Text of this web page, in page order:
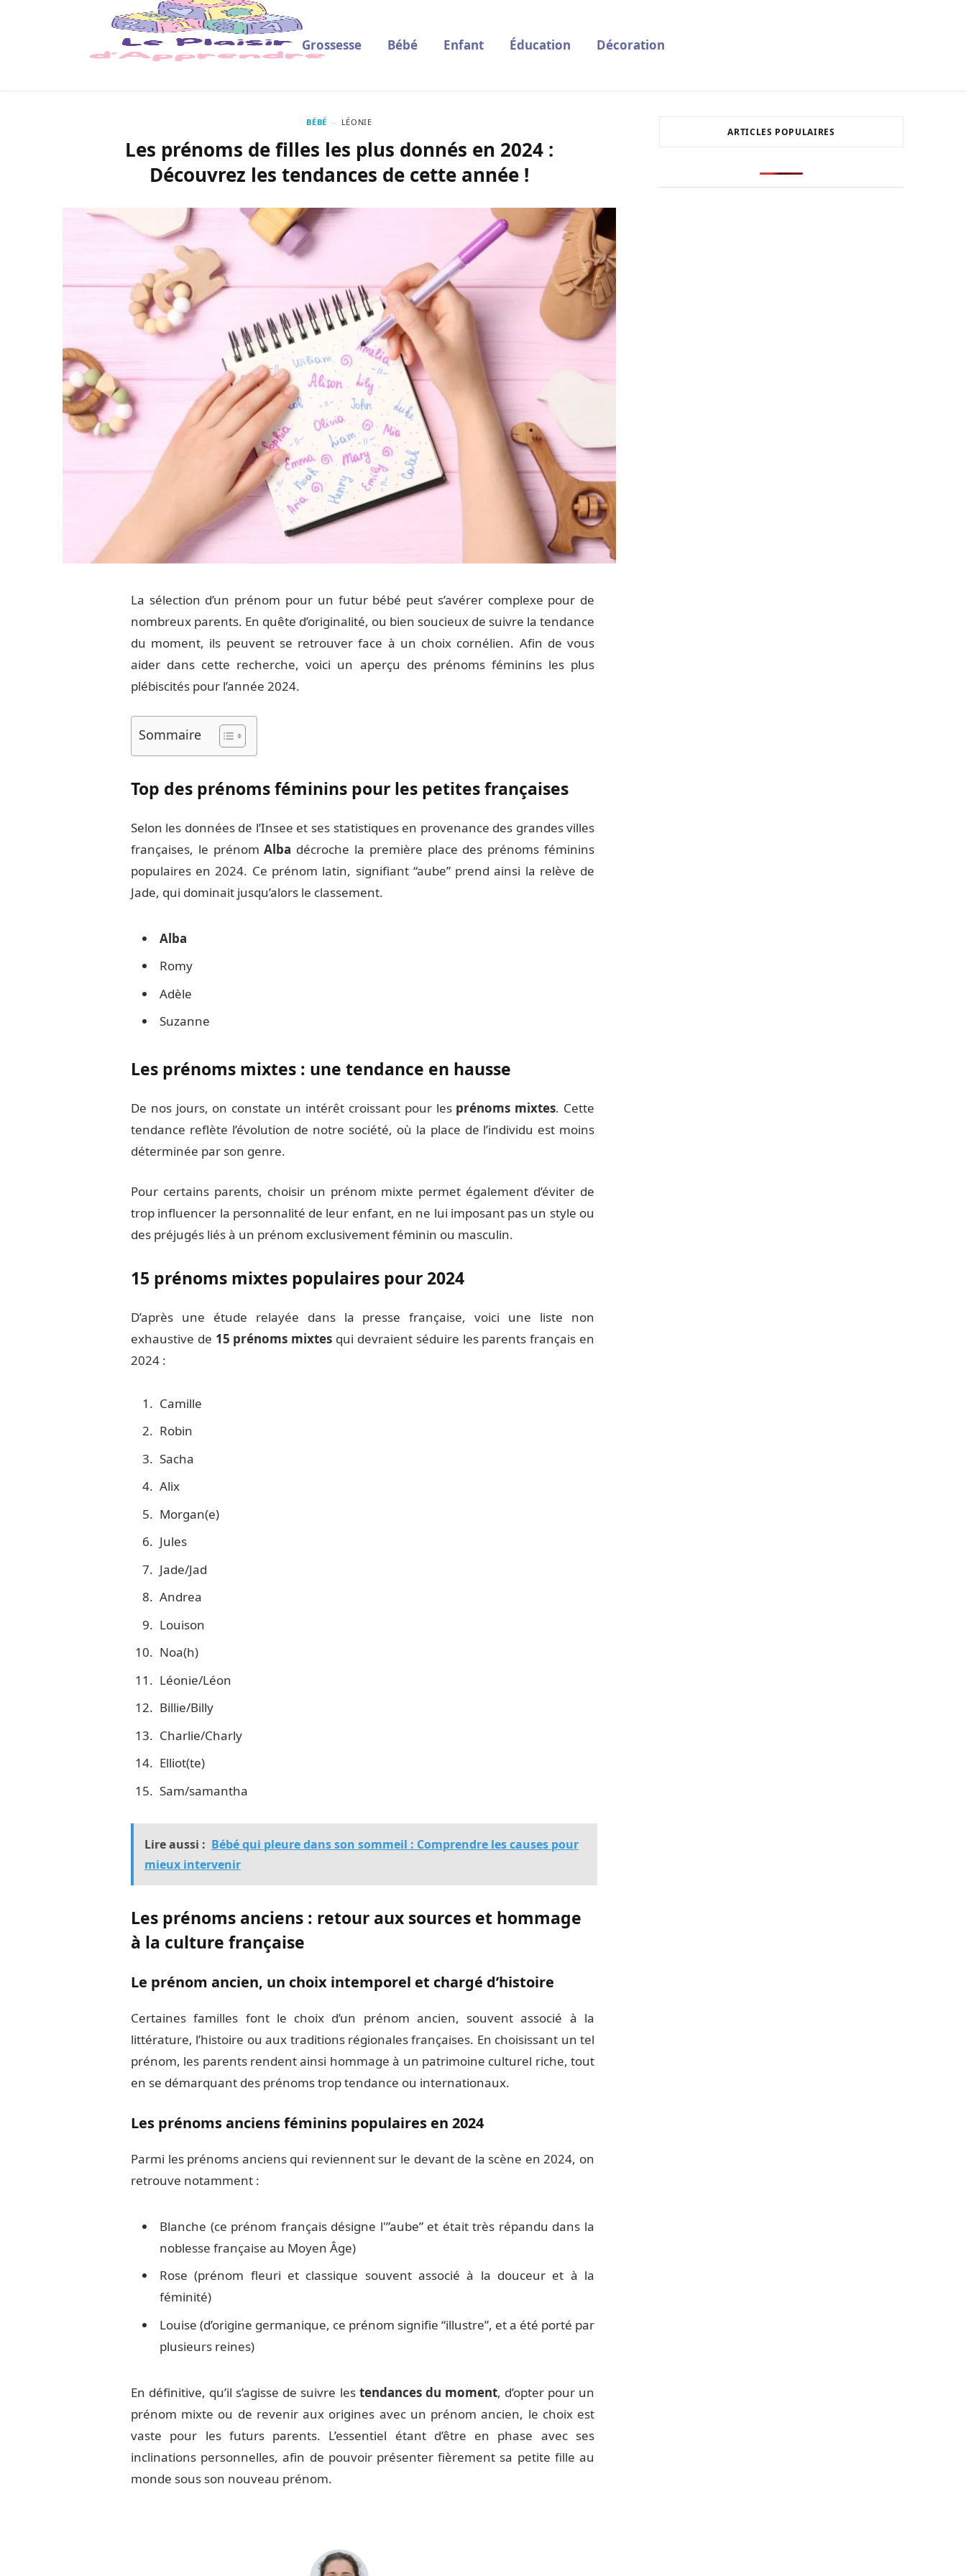
Grossesse Bébé Enfant Éducation Décoration
BÉBÉ LÉONIE
Les prénoms de filles les plus donnés en 2024 :
Découvrez les tendances de cette année !
La sélection d’un prénom pour un futur bébé peut s’avérer complexe pour de
nombreux parents. En quête d’originalité, ou bien soucieux de suivre la tendance
du moment, ils peuvent se retrouver face à un choix cornélien. Afin de vous
aider dans cette recherche, voici un aperçu des prénoms féminins les plus
plébiscités pour l’année 2024.
Sommaire
Top des prénoms féminins pour les petites françaises
Selon les données de l’Insee et ses statistiques en provenance des grandes villes
françaises, le prénomAlba décroche la première place des prénoms féminins
populaires en 2024. Ce prénom latin, signifiant “aube” prend ainsi la relève de
Jade, qui dominait jusqu’alors le classement.
Alba
Romy
Adèle
Suzanne
Les prénoms mixtes : une tendance en hausse
De nos jours, on constate un intérêt croissant pour les prénoms mixtes. Cette
tendance reflète l’évolution de notre société, où la place de l’individu est moins
déterminée par son genre.
Pour certains parents, choisir un prénom mixte permet également d’éviter de
trop influencer la personnalité de leur enfant, en ne lui imposant pas un style ou
des préjugés liés à un prénom exclusivement féminin ou masculin.
15 prénoms mixtes populaires pour 2024
D’après une étude relayée dans la presse française, voici une liste non
exhaustive de 15 prénoms mixtes qui devraient séduire les parents français en
2024 :
Camille
Robin
Sacha
Alix
Morgan(e)
Jules
Jade/Jad
Andrea
Louison
Noa(h)
Léonie/Léon
Billie/Billy
Charlie/Charly
Elliot(te)
Sam/samantha
Lire aussi : Bébé qui pleure dans son sommeil : Comprendre les causes pour
mieux intervenir
Les prénoms anciens : retour aux sources et hommage
à la culture française
Le prénom ancien, un choix intemporel et chargé d’histoire
Certaines familles font le choix d’un prénom ancien, souvent associé à la
littérature, l’histoire ou aux traditions régionales françaises. En choisissant un tel
prénom, les parents rendent ainsi hommage à un patrimoine culturel riche, tout
en se démarquant des prénoms trop tendance ou internationaux.
Les prénoms anciens féminins populaires en 2024
Parmi les prénoms anciens qui reviennent sur le devant de la scène en 2024, on
retrouve notamment :
Blanche (ce prénom français désigne l'”aube” et était très répandu dans la
noblesse française au Moyen Âge)
Rose (prénom fleuri et classique souvent associé à la douceur et à la
féminité)
Louise (d’origine germanique, ce prénom signifie “illustre”, et a été porté par
plusieurs reines)
En définitive, qu’il s’agisse de suivre les tendances du moment, d’opter pour un
prénom mixte ou de revenir aux origines avec un prénom ancien, le choix est
vaste pour les futurs parents. L’essentiel étant d’être en phase avec ses
inclinations personnelles, afin de pouvoir présenter fièrement sa petite fille au
monde sous son nouveau prénom.
ARTICLES POPULAIRES